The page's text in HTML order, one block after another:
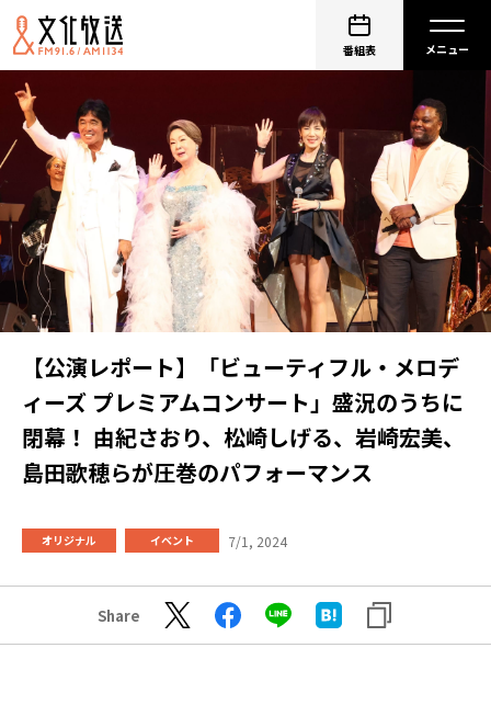
番組表
【公演レポート】「ビューティフル・メロデ
ィーズ プレミアムコンサート」盛況のうちに
閉幕！ 由紀さおり、松崎しげる、岩崎宏美、
島田歌穂らが圧巻のパフォーマンス
オリジナル イベント 7/1, 2024
Share